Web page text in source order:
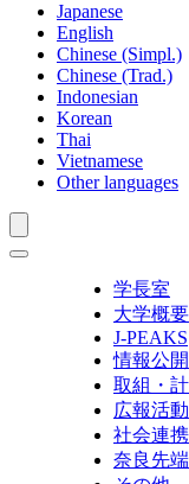
Japanese
English
Chinese (Simpl.)
Chinese (Trad.)
Indonesian
Korean
Thai
Vietnamese
Other languages
学長室
大学概要
J-PEAKS
情報公開
取組・
広報活動
社会連携
奈良先